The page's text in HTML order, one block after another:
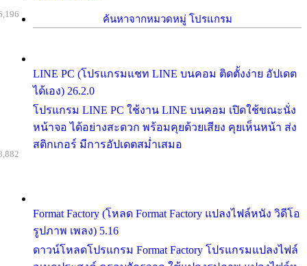
ค้นหาจากหมวดหมู่ โปรแกรม
LINE PC (โปรแกรมแชท LINE บนคอม ติดตั้งง่าย อัปเดต
ได้เอง) 26.2.0
โปรแกรม LINE PC ใช้งาน LINE บนคอม เปิดใช้ขณะนั่ง
หน้าจอ ได้อย่างสะดวก พร้อมคุยด้วยเสียง คุยเห็นหน้า ส่ง
สติกเกอร์ มีการอัปเดตสม่ำเสมอ
Format Factory (โหลด Format Factory แปลงไฟล์หนัง วิดีโอ
รูปภาพ เพลง) 5.16
ดาวน์โหลดโปรแกรม Format Factory โปรแกรมแปลงไฟล์